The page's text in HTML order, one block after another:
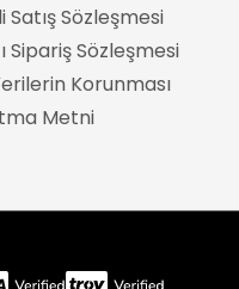
Satış Sözleşmesi
Sipariş Sözleşmesi
Korunması
Metni